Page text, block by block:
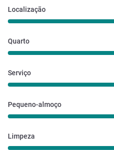
Localização
Quarto
Serviço
Pequeno-almoço
Limpeza